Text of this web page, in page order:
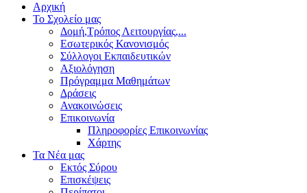
Αρχική
Το Σχολείο μας
Δομή,Τρόπος Λειτουργίας,...
Εσωτερικός Κανονισμός
Σύλλογοι Εκπαιδευτικών
Αξιολόγηση
Πρόγραμμα Μαθημάτων
Δράσεις
Ανακοινώσεις
Επικοινωνία
Πληροφορίες Επικοινωνίας
Χάρτης
Τα Νέα μας
Εκτός Σύρου
Επισκέψεις